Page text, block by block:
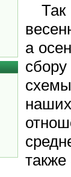
а
также